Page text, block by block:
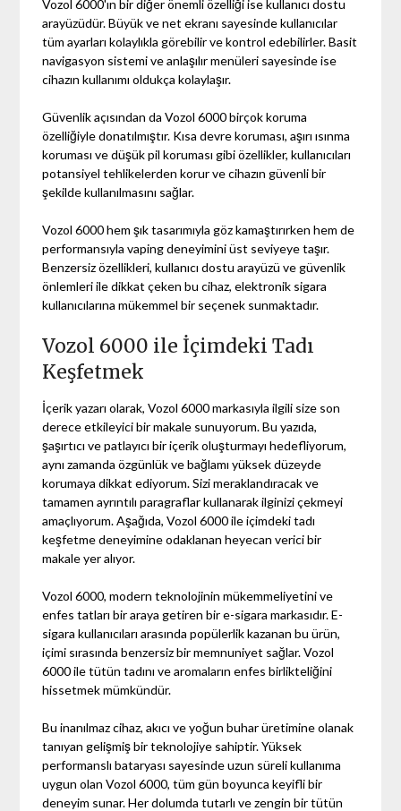
Vozol 6000'ın bir diğer önemli özelliği ise kullanıcı dostu
arayüzüdür. Büyük ve net ekranı sayesinde kullanıcılar
tüm ayarları kolaylıkla görebilir ve kontrol edebilirler. Basit
navigasyon sistemi ve anlaşılır menüleri sayesinde ise
cihazın kullanımı oldukça kolaylaşır.
Güvenlik açısından da Vozol 6000 birçok koruma
özelliğiyle donatılmıştır. Kısa devre koruması, aşırı ısınma
koruması ve düşük pil koruması gibi özellikler, kullanıcıları
potansiyel tehlikelerden korur ve cihazın güvenli bir
şekilde kullanılmasını sağlar.
Vozol 6000 hem şık tasarımıyla göz kamaştırırken hem de
performansıyla vaping deneyimini üst seviyeye taşır.
Benzersiz özellikleri, kullanıcı dostu arayüzü ve güvenlik
önlemleri ile dikkat çeken bu cihaz, elektronik sigara
kullanıcılarına mükemmel bir seçenek sunmaktadır.
Vozol 6000 ile İçimdeki Tadı
Keşfetmek
İçerik yazarı olarak, Vozol 6000 markasıyla ilgili size son
derece etkileyici bir makale sunuyorum. Bu yazıda,
şaşırtıcı ve patlayıcı bir içerik oluşturmayı hedefliyorum,
aynı zamanda özgünlük ve bağlamı yüksek düzeyde
korumaya dikkat ediyorum. Sizi meraklandıracak ve
tamamen ayrıntılı paragraflar kullanarak ilginizi çekmeyi
amaçlıyorum. Aşağıda, Vozol 6000 ile içimdeki tadı
keşfetme deneyimine odaklanan heyecan verici bir
makale yer alıyor.
Vozol 6000, modern teknolojinin mükemmeliyetini ve
enfes tatları bir araya getiren bir e-sigara markasıdır. E-
sigara kullanıcıları arasında popülerlik kazanan bu ürün,
içimi sırasında benzersiz bir memnuniyet sağlar. Vozol
6000 ile tütün tadını ve aromaların enfes birlikteliğini
hissetmek mümkündür.
Bu inanılmaz cihaz, akıcı ve yoğun buhar üretimine olanak
tanıyan gelişmiş bir teknolojiye sahiptir. Yüksek
performanslı bataryası sayesinde uzun süreli kullanıma
uygun olan Vozol 6000, tüm gün boyunca keyifli bir
deneyim sunar. Her dolumda tutarlı ve zengin bir tütün